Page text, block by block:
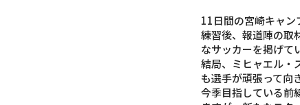
11日間の宮崎キャン
練習後、報道陣の取
なサッカーを掲げて
結局、ミヒャエル・
も選手が頑張って向
今季目指している前